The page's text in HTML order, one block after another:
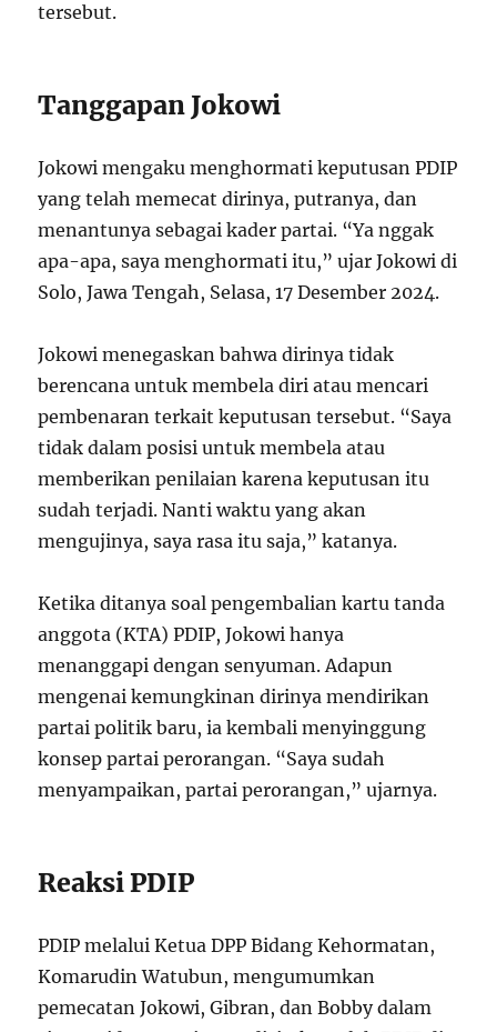
tersebut.
Tanggapan Jokowi
Jokowi mengaku menghormati keputusan PDIP
yang telah memecat dirinya, putranya, dan
menantunya sebagai kader partai. “Ya nggak
apa-apa, saya menghormati itu,” ujar Jokowi di
Solo, Jawa Tengah, Selasa, 17 Desember 2024.
Jokowi menegaskan bahwa dirinya tidak
berencana untuk membela diri atau mencari
pembenaran terkait keputusan tersebut. “Saya
tidak dalam posisi untuk membela atau
memberikan penilaian karena keputusan itu
sudah terjadi. Nanti waktu yang akan
mengujinya, saya rasa itu saja,” katanya.
Ketika ditanya soal pengembalian kartu tanda
anggota (KTA) PDIP, Jokowi hanya
menanggapi dengan senyuman. Adapun
mengenai kemungkinan dirinya mendirikan
partai politik baru, ia kembali menyinggung
konsep partai perorangan. “Saya sudah
menyampaikan, partai perorangan,” ujarnya.
Reaksi PDIP
PDIP melalui Ketua DPP Bidang Kehormatan,
Komarudin Watubun, mengumumkan
pemecatan Jokowi, Gibran, dan Bobby dalam